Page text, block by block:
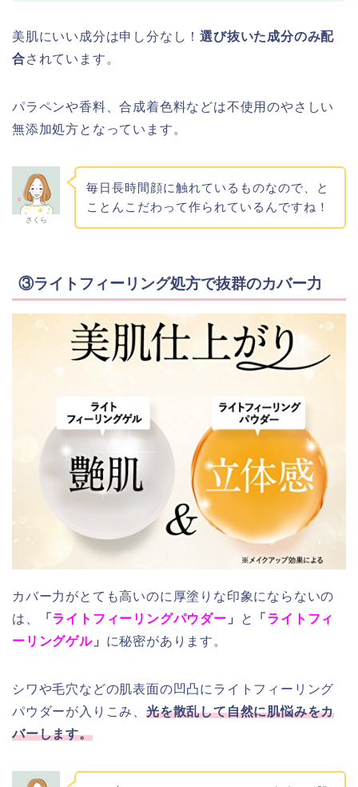
美肌にいい成分は申し分なし！選び抜いた成分のみ配
合されています。
パラペンや香料、合成着色料などは不使用のやさしい
無添加処方となっています。
さくら
毎日長時間顔に触れているものなので、と
ことんこだわって作られているんですね！
③ライトフィーリング処方で抜群のカバー力
カバー力がとても高いのに厚塗りな印象にならないの
は、
「 ライトフィーリングパウダー 」 と 「 ライトフィ
ーリングゲル」 に秘密があります。
シワや毛穴などの肌表面の凹凸にライトフィーリング
パウダーが入りこみ、 光を散乱して自然に肌悩みをカ
バーします。